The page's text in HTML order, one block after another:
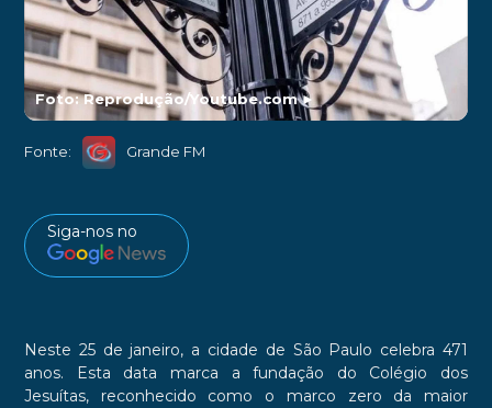
Foto: Reprodução/Youtube.com►
Fonte: Grande FM
Siga-nos no
Neste 25 de janeiro, a cidade de São Paulo celebra 471
anos. Esta data marca a fundação do Colégio dos
Jesuítas, reconhecido como o marco zero da maior